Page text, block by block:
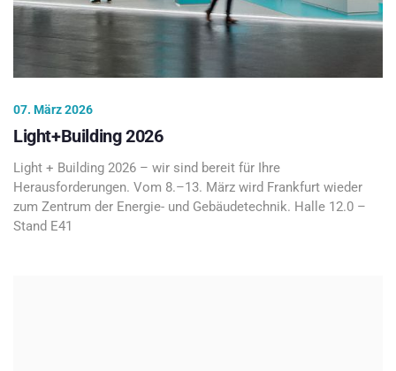
07. März 2026
Light+Building 2026
Light + Building 2026 – wir sind bereit für Ihre
Herausforderungen. Vom 8.–13. März wird Frankfurt wieder
zum Zentrum der Energie- und Gebäudetechnik. Halle 12.0 –
Stand E41